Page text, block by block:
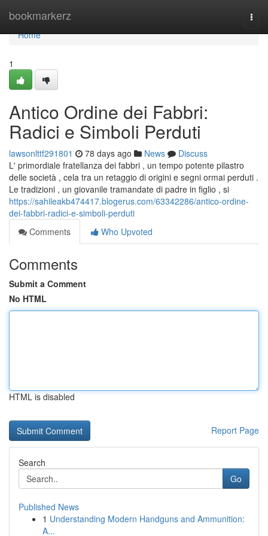
bookmarkerz
Home
Home
1
Antico Ordine dei Fabbri:
Radici e Simboli Perduti
lawsonlttf291801 78 days ago News
Discuss
L' primordiale fratellanza dei fabbri , un tempo potente pilastro
delle società , cela tra un retaggio di origini e segni ormai perduti .
Le tradizioni , un giovanile tramandate di padre in figlio , si
https://sahileakb474417.blogerus.com/63342286/antico-ordine-
dei-fabbri-radici-e-simboli-perduti
Comments
Who Upvoted
Comments
Submit a Comment
No HTML
HTML is disabled
Report Page
Search
Go
Published News
1 Understanding Modern Handguns and Ammunition:
A...